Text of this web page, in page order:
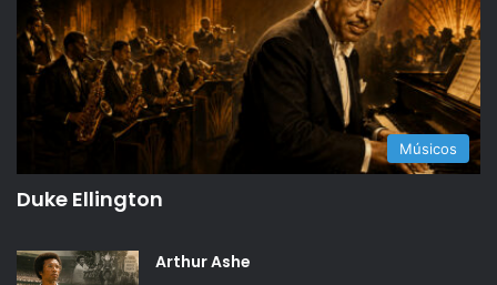
Músicos
Duke Ellington
Arthur Ashe